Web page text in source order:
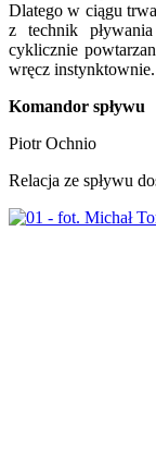
Dlatego w ciągu
z technik
cyklicznie
wręcz instynktownie.
Komandor spływu
Piotr Ochnio
Relacja ze spływu